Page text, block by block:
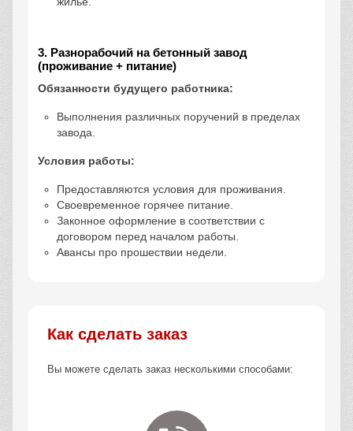
3. Разнорабочий на бетонный завод
(проживание + питание)
Обязанности будущего работника:
Выполнения различных поручений в пределах
завода.
Условия работы:
Предоставляются условия для проживания.
Своевременное горячее питание.
Законное оформление в соответствии с
договором перед началом работы.
Авансы про прошествии недели.
Как сделать заказ
Вы можете сделать заказ несколькими способами: